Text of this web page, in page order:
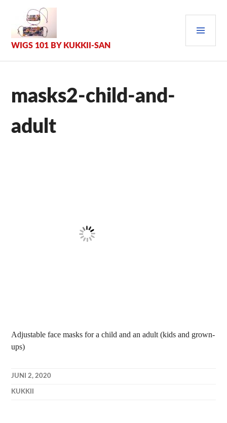
springen
WIGS 101 BY KUKKII-SAN
masks2-child-and-
adult
Adjustable face masks for a child and an adult (kids and grown-
ups)
JUNI 2, 2020
KUKKII